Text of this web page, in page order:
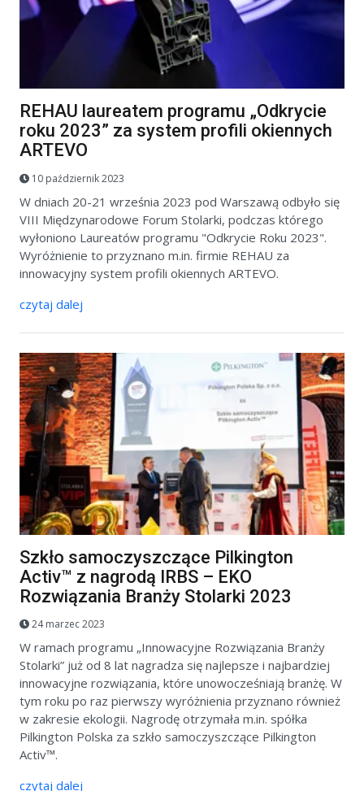
REHAU laureatem programu „Odkrycie
roku 2023” za system profili okiennych
ARTEVO
10 październik 2023
W dniach 20-21 września 2023 pod Warszawą odbyło się
VIII Międzynarodowe Forum Stolarki, podczas którego
wyłoniono Laureatów programu "Odkrycie Roku 2023".
Wyróżnienie to przyznano m.in. firmie REHAU za
innowacyjny system profili okiennych ARTEVO.
czytaj dalej
Szkło samoczyszczące Pilkington
Activ™ z nagrodą IRBS – EKO
Rozwiązania Branży Stolarki 2023
24 marzec 2023
W ramach programu „Innowacyjne Rozwiązania Branży
Stolarki” już od 8 lat nagradza się najlepsze i najbardziej
innowacyjne rozwiązania, które unowocześniają branżę. W
tym roku po raz pierwszy wyróżnienia przyznano również
w zakresie ekologii. Nagrodę otrzymała m.in. spółka
Pilkington Polska za szkło samoczyszczące Pilkington
Activ™.
czytaj dalej